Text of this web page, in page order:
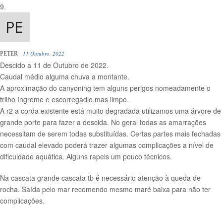
PETER 11 Outubro, 2022
Descido a 11 de Outubro de 2022.
Caudal médio alguma chuva a montante.
A aproximação do canyoning tem alguns perigos nomeadamente o
trilho íngreme e escorregadio,mas limpo.
A r2 a corda existente está muito degradada utilizamos uma árvore de
grande porte para fazer a descida. No geral todas as amarrações
necessitam de serem todas substituídas. Certas partes mais fechadas
com caudal elevado poderá trazer algumas complicações a nível de
dificuldade aquática. Alguns rapeis um pouco técnicos.
Na cascata grande cascata tb é necessário atenção à queda de
rocha. Saída pelo mar recomendo mesmo maré baixa para não ter
complicações.